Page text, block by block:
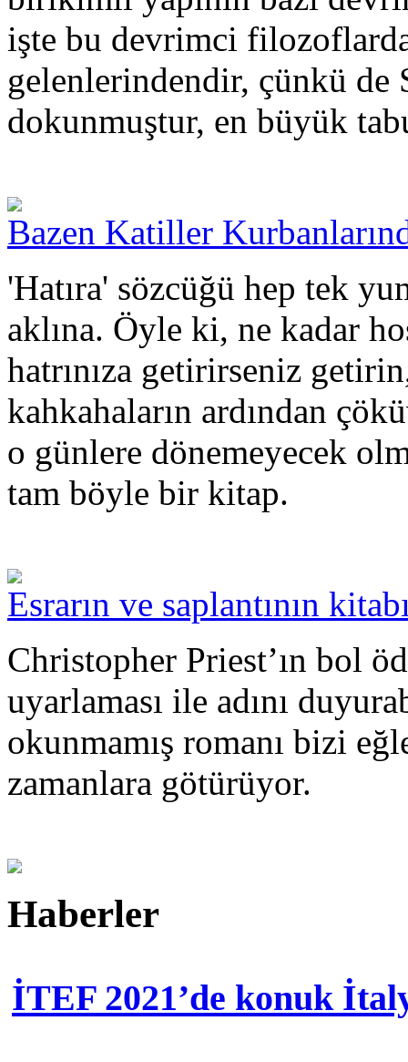
işte bu devrimci
gelenlerindendir, çünkü de
dokunmuştur, en büyük
Bazen Katiller
'Hatıra' sözcüğü hep tek
aklına. Öyle ki, ne kadar
hatrınıza getirirseniz
kahkahaların ardından
o günlere dönemeyecek
tam böyle bir kitap.
Esrarın ve saplantının
Christopher Priest’ın bol
uyarlaması ile adını
okunmamış romanı bizi
zamanlara götürüyor.
Haberler
İTEF 2021’de konuk